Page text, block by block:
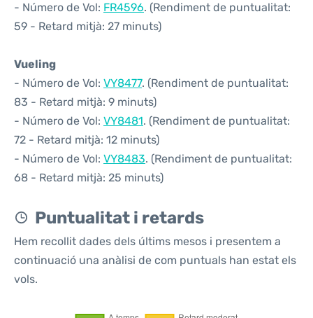
- Número de Vol: FR4596. (Rendiment de puntualitat:
59 - Retard mitjà: 27 minuts)
Vueling
- Número de Vol: VY8477. (Rendiment de puntualitat:
83 - Retard mitjà: 9 minuts)
- Número de Vol: VY8481. (Rendiment de puntualitat:
72 - Retard mitjà: 12 minuts)
- Número de Vol: VY8483. (Rendiment de puntualitat:
68 - Retard mitjà: 25 minuts)
Puntualitat i retards
Hem recollit dades dels últims mesos i presentem a
continuació una anàlisi de com puntuals han estat els
vols.